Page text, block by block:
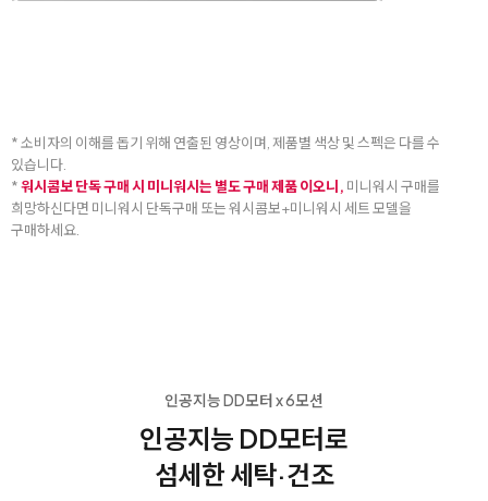
* 소비자의 이해를 돕기 위해 연출된 영상이며, 제품별 색상 및 스펙은 다를 수
있습니다.
*워시콤보 단독 구매 시 미니워시는 별도 구매 제품 이오니, 미니워시 구매를
희망하신다면 미니워시 단독구매 또는 워시콤보+미니워시 세트 모델을
구매하세요.
인공지능 DD모터 x 6모션
인공지능 DD모터로
섬세한 세탁·건조